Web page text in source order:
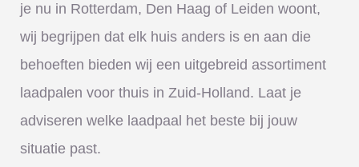
je nu in Rotterdam, Den Haag of Leiden woont,
wij begrijpen dat elk huis anders is en aan die
behoeften bieden wij een uitgebreid assortiment
laadpalen voor thuis in Zuid-Holland. Laat je
adviseren welke laadpaal het beste bij jouw
situatie past.